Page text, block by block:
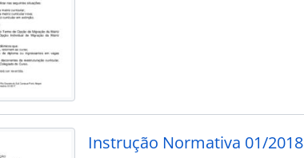
Instrução Normativa 01/2018